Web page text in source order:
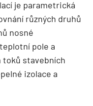
je parametrická
různých druhů
nosné
pole a
toků stavebních
izolace a